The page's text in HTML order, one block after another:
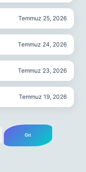
Temmuz 25, 2026
Temmuz 24, 2026
Temmuz 23, 2026
Temmuz 19, 2026